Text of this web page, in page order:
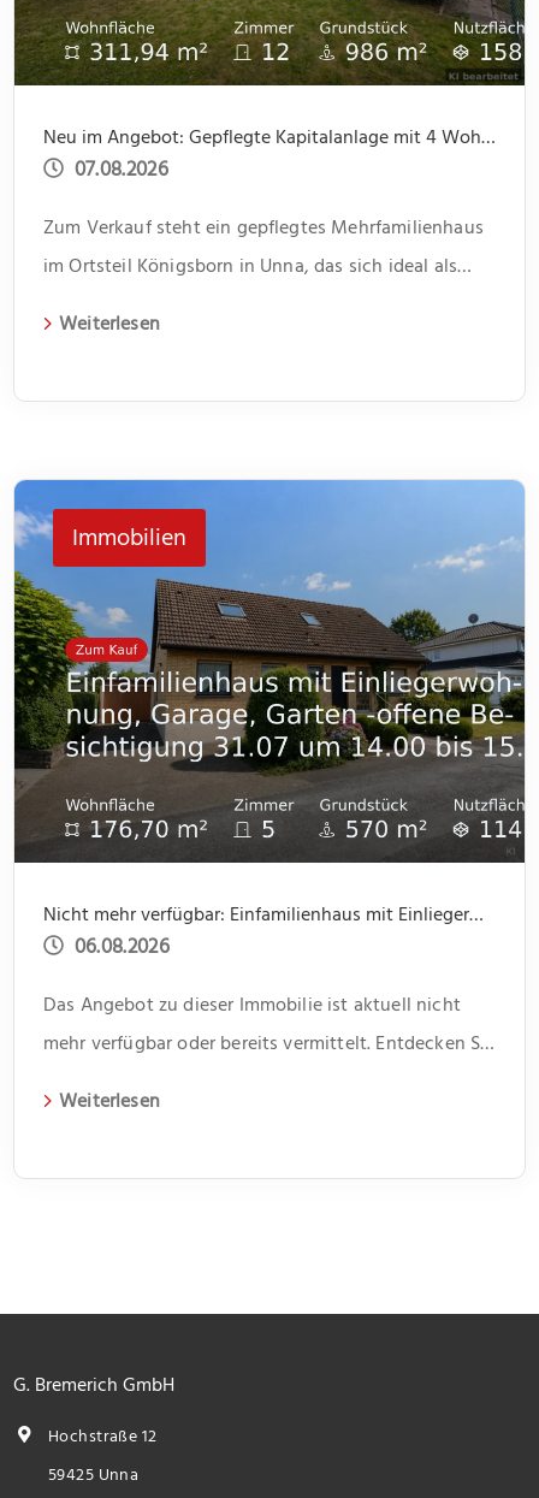
Neu im Angebot: Gepflegte Kapitalanlage mit 4 Wohnungen und 4 Garagen, ruhige Lage
07.08.2026
Zum Verkauf steht ein gepflegtes Mehrfamilienhaus
im Ortsteil Königsborn in Unna, das sich ideal als
[…]
Weiterlesen
Immobilien
Nicht mehr verfügbar: Einfamilienhaus mit Einliegerwohnung, Garage, Garten -offene Besichtigung 31.07 um 14.00 bis 15.30
06.08.2026
Das Angebot zu dieser Immobilie ist aktuell nicht
mehr verfügbar oder bereits vermittelt. Entdecken Sie
Weiterlesen
G. Bremerich GmbH
Hochstraße 12
59425 Unna